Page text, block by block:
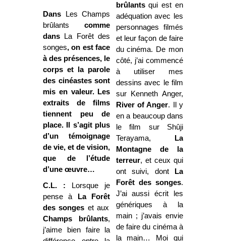
Dans Les Champs
brûlants comme
dans La Forêt des
songes, on est face
à des présences, le
corps et la parole
des cinéastes sont
mis en valeur. Les
extraits de films
tiennent peu de
place. Il s’agit plus
d’un témoignage
de vie, et de vision,
que de l’étude
d’une œuvre…
C.L. : Lorsque je
pense à La Forêt
des songes et aux
Champs brûlants,
j’aime bien faire la
brûlantsqui est en
adéquation avec les
personnages filmés
et leur façon de faire
du cinéma. De mon
côté, j’ai commencé
à utiliser mes
dessins avec le film
sur Kenneth Anger,
River of Anger. Il y
en a beaucoup dans
le film sur Shûji
Terayama, La
Montagnede la
terreur, et ceux qui
ont suivi, dont La
Forêtdes songes.
J’ai aussi écrit les
génériques à la
main ; j’avais envie
de faire du cinéma à
la main… Moi qui